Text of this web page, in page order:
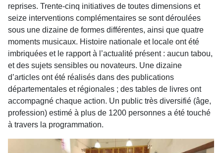
reprises. Trente-cinq initiatives de toutes dimensions et
seize interventions complémentaires se sont déroulées
sous une dizaine de formes différentes, ainsi que quatre
moments musicaux. Histoire nationale et locale ont été
imbriquées et le rapport à l’actualité présent : aucun tabou,
et des sujets sensibles ou novateurs. Une dizaine
d’articles ont été réalisés dans des publications
départementales et régionales ; des tables de livres ont
accompagné chaque action. Un public très diversifié (âge,
profession) estimé à plus de 1200 personnes a été touché
à travers la programmation.